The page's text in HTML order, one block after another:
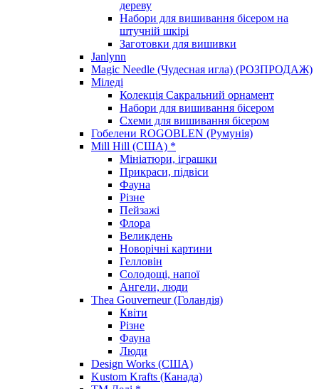
дереву
Набори для вишивання бісером на
штучній шкірі
Заготовки для вишивки
Janlynn
Magic Needle (Чудесная игла) (РОЗПРОДАЖ)
Міледі
Колекція Сакральний орнамент
Набори для вишивання бісером
Схеми для вишивання бісером
Гобелени ROGOBLEN (Румунія)
Mill Hill (США) *
Мініатюри, іграшки
Прикраси, підвіси
Фауна
Різне
Пейзажі
Флора
Великдень
Новорічні картини
Гелловін
Солодощі, напої
Ангели, люди
Thea Gouverneur (Голандія)
Квіти
Різне
Фауна
Люди
Design Works (США)
Kustom Krafts (Канада)